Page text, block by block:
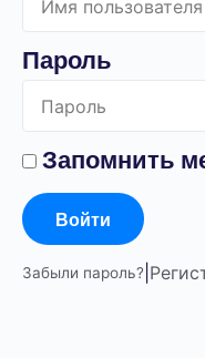
Пароль
Запомнить
Войти
Забыли пароль?